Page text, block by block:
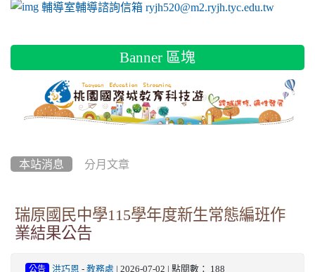
link to https://tyc.entry.edu.tw/NoExamImitate_TL/
輔導室輔導諮詢信箱 ryjh520@m2.ryjh.tyc.edu.tw
Banner 區塊
本站消息 分月文章
瑞原國民中學115學年度新生常態編班作
業結果公告
公告 洪巧恩 - 教務處 | 2026-07-02 | 點閱數： 188